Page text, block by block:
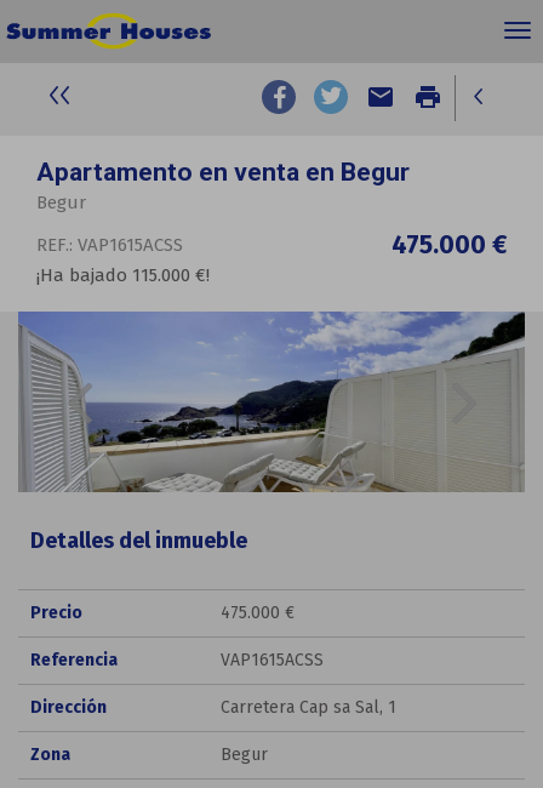
email print
Apartamento en venta en Begur
Begur
REF.: VAP1615ACSS
475.000 €
¡Ha bajado 115.000 €!
Detalles del inmueble
Precio 475.000 €
Referencia VAP1615ACSS
Dirección Carretera Cap sa Sal, 1
Zona Begur